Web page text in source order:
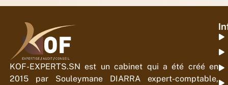
KOF-EXPERTS.SN est un cabinet qui a été créé en
2015 par Souleymane DIARRA expert-comptable,